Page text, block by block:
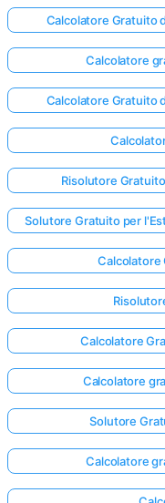
Calcolatore Gratuito
Calcolatore
Calcolatore Gratuito
Risolutore
Solutore Gratuito per
Calcolatore
Calcolatore
Calcolatore
Solutore
Calcolatore